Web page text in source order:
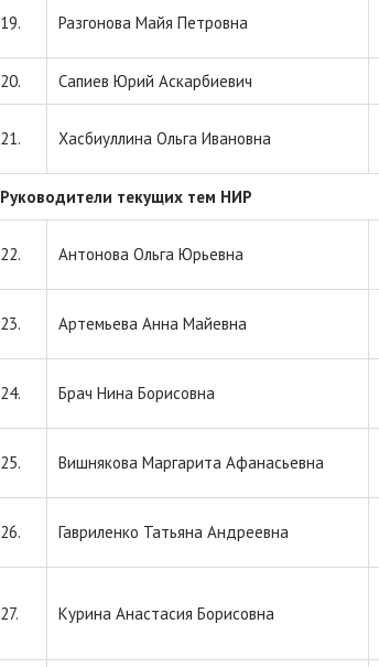
19. Разгонова Майя Петровна
20. Сапиев Юрий Аскарбиевич
21. Хасбиуллина Ольга Ивановна
Руководители текущих тем НИР
22. Антонова Ольга Юрьевна
23. Артемьева Анна Майевна
24. Брач Нина Борисовна
25. Вишнякова Маргарита Афанасьевна
26. Гавриленко Татьяна Андреевна
27. Курина Анастасия Борисовна